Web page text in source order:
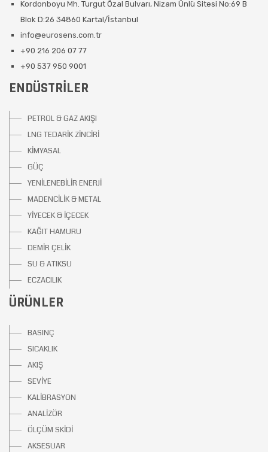
Kordonboyu Mh. Turgut Özal Bulvarı, Nizam Ünlü Sitesi No:69 B
Blok D:26 34860 Kartal/İstanbul
info@eurosens.com.tr
+90 216 206 07 77
+90 537 950 9001
ENDÜSTRILER
PETROL & GAZ AKIŞI
LNG TEDARİK ZİNCİRİ
KİMYASAL
GÜÇ
YENİLENEBİLİR ENERJİ
MADENCİLİK & METAL
YİYECEK & İÇECEK
KAĞIT HAMURU
DEMİR ÇELİK
SU & ATIKSU
ECZACILIK
ÜRÜNLER
BASINÇ
SICAKLIK
AKIŞ
SEVİYE
KALİBRASYON
ANALİZÖR
ÖLÇÜM SKİDİ
AKSESUAR